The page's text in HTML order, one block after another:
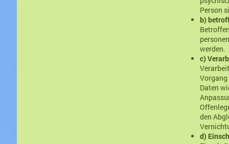
Person
b)
werden.
c)
Vorgang
Daten
den
d)